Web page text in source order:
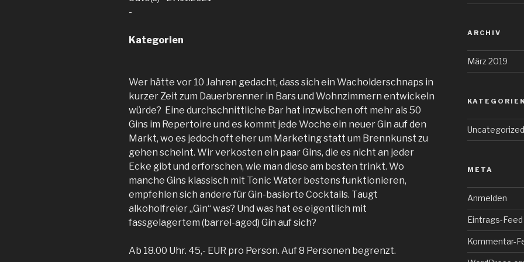
-
Kategorien
Wer hätte vor 10 Jahren gedacht, dass sich ein Wacholderschnaps in
kurzer Zeit zum Dauerbrenner in Bars und Wohnzimmern entwickeln
würde? Eine durchschnittliche Bar hat inzwischen oft mehr als 50
Gins im Repertoire und es kommt jede Woche ein neuer Gin auf den
Markt, wo es jedoch oft eher um Marketing statt um Brennkunst zu
gehen scheint. Wir verkosten ein paar Gins, die es nicht an jeder
Ecke gibt und erforschen, wie man diese am besten trinkt. Wo
manche Gins klassisch mit Tonic Water bestens funktionieren,
empfehlen sich andere für Gin-basierte Cocktails. Taugt
alkoholfreier „Gin“ was? Und was hat es eigentlich mit
fassgelagertem (barrel-aged) Gin auf sich?
Ab 18.00 Uhr. 45,- EUR pro Person. Auf 8 Personen begrenzt.
ARCHIV
März 2019
KATEGORIEN
Uncategorized
META
Anmelden
Eintrags-Feed
Kommentar-